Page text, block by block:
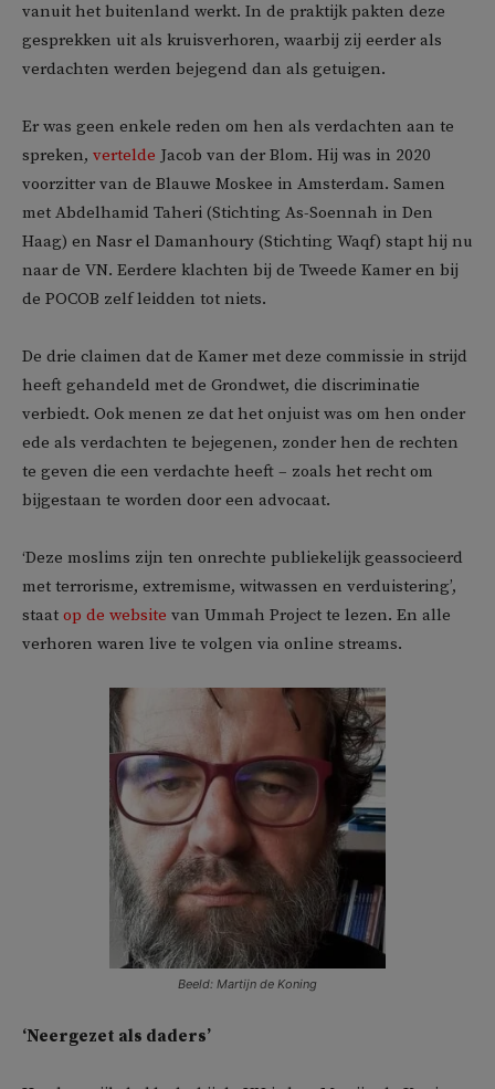
vanuit het buitenland werkt. In de praktijk pakten deze
gesprekken uit als kruisverhoren, waarbij zij eerder als
verdachten werden bejegend dan als getuigen.
Er was geen enkele reden om hen als verdachten aan te
spreken, vertelde Jacob van der Blom. Hij was in 2020
voorzitter van de Blauwe Moskee in Amsterdam. Samen
met Abdelhamid Taheri (Stichting As-Soennah in Den
Haag) en Nasr el Damanhoury (Stichting Waqf) stapt hij nu
naar de VN. Eerdere klachten bij de Tweede Kamer en bij
de POCOB zelf leidden tot niets.
De drie claimen dat de Kamer met deze commissie in strijd
heeft gehandeld met de Grondwet, die discriminatie
verbiedt. Ook menen ze dat het onjuist was om hen onder
ede als verdachten te bejegenen, zonder hen de rechten
te geven die een verdachte heeft – zoals het recht om
bijgestaan te worden door een advocaat.
‘Deze moslims zijn ten onrechte publiekelijk geassocieerd
met terrorisme, extremisme, witwassen en verduistering’,
staat op de website van Ummah Project te lezen. En alle
verhoren waren live te volgen via online streams.
Beeld: Martijn de Koning
‘Neergezet als daders’